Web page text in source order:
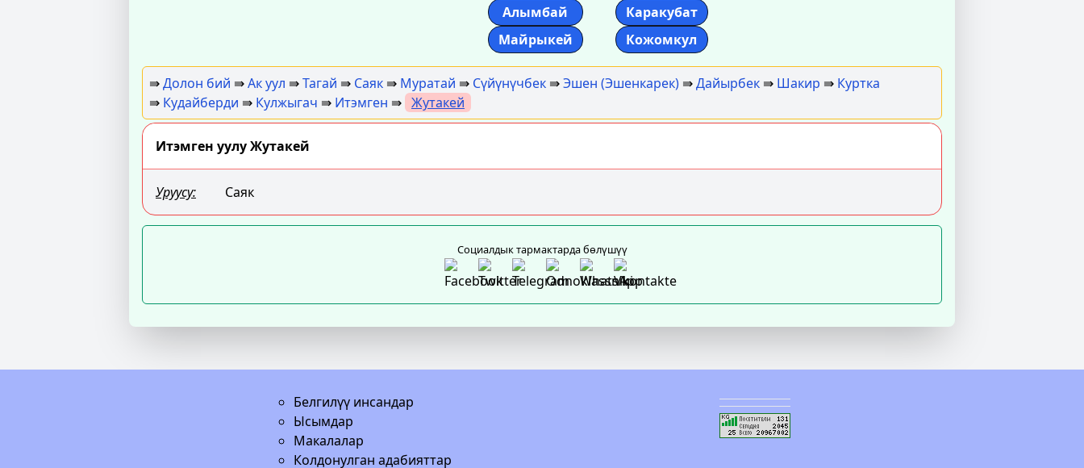
Алымбай
Каракубат
Майрыкей
Кожомкул
⇛Долон бий ⇛Ак уул ⇛Тагай ⇛ Саяк ⇛ Муратай ⇛ Сүйүнүчбек ⇛Эшен (Эшенкарек) ⇛Дайырбек ⇛ Шакир ⇛ Куртка
⇛ Кудайберди ⇛ Кулжыгач ⇛ Итэмген ⇛ Жутакей
Итэмген уулу Жутакей
Уруусу: Саяк
Социалдык тармактарда бөлүшүү
Белгилүү инсандар
Ысымдар
Макалалар
Колдонулган адабияттар